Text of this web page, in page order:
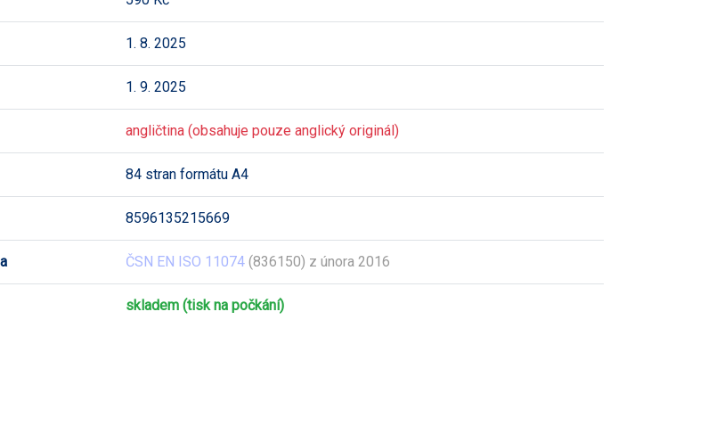
1. 8. 2025
1. 9. 2025
angličtina (obsahuje pouze anglický originál)
84 stran formátu A4
8596135215669
ČSN EN ISO 11074 (836150) z února 2016
skladem (tisk na počkání)